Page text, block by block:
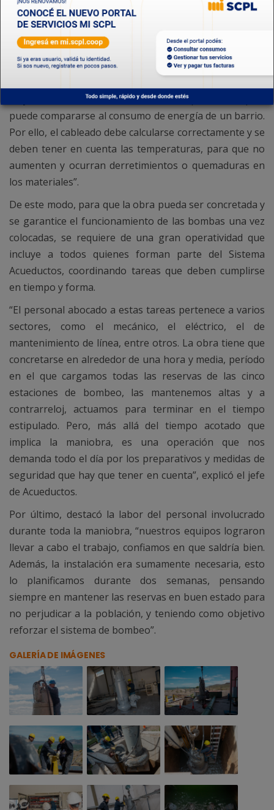
por lo que cada determinada cantidad de horas de
funcionamiento es necesaria la revisión ya que, si no se
realiza, puede ingresar agua a la parte eléctrica y
quemarse”, detalló.
mayor tamaño, Saavedra mencionó que “es amplio,
puede compararse al consumo de energía de un barrio.
Por ello, el cableado debe calcularse correctamente y se
deben tener en cuenta las temperaturas, para que no
aumenten y ocurran derretimientos o quemaduras en
los materiales”.
De este modo, para que la obra pueda ser concretada y
se garantice el funcionamiento de las bombas una vez
colocadas, se requiere de una gran operatividad que
incluye a todos quienes forman parte del Sistema
Acueductos, coordinando tareas que deben cumplirse
en tiempo y forma.
“El personal abocado a estas tareas pertenece a varios
sectores, como el mecánico, el eléctrico, el de
mantenimiento de línea, entre otros. La obra tiene que
concretarse en alrededor de una hora y media, período
en el que cargamos todas las reservas de las cinco
estaciones de bombeo, las mantenemos altas y a
contrarreloj, actuamos para terminar en el tiempo
estipulado. Pero, más allá del tiempo acotado que
implica la maniobra, es una operación que nos
demanda todo el día por los preparativos y medidas de
seguridad que hay que tener en cuenta”, explicó el jefe
de Acueductos.
Por último, destacó la labor del personal involucrado
durante toda la maniobra, “nuestros equipos lograron
llevar a cabo el trabajo, confiamos en que saldría bien.
Además, la instalación era sumamente necesaria, esto
lo planificamos durante dos semanas, pensando
siempre en mantener las reservas en buen estado para
no perjudicar a la población, y teniendo como objetivo
reforzar el sistema de bombeo”.
GALERÍA DE IMÁGENES